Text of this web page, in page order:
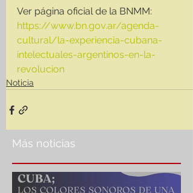
Ver página oficial de la BNMM:
https://www.bn.gov.ar/agenda-
cultural/la-experiencia-cubana-
intelectuales-argentinos-en-la-
revolucion
Noticia
Más noticias